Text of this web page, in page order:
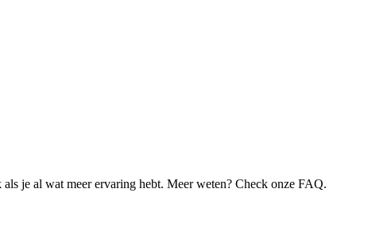
je al wat meer ervaring hebt. Meer weten? Check onze FAQ.